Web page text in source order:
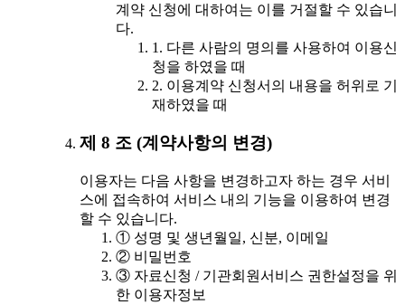
계약 신청에 대하여는 이를 거절할 수 있습니
다.
1. 다른 사람의 명의를 사용하여 이용신
청을 하였을 때
2. 이용계약 신청서의 내용을 허위로 기
재하였을 때
제 8 조 (계약사항의 변경)
이용자는 다음 사항을 변경하고자 하는 경우 서비
스에 접속하여 서비스 내의 기능을 이용하여 변경
할 수 있습니다.
① 성명 및 생년월일, 신분, 이메일
② 비밀번호
③ 자료신청 / 기관회원서비스 권한설정을 위
한 이용자정보